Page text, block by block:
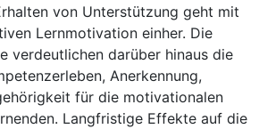
von Unterstützung geht mit
Lernmotivation einher. Die
verdeutlichen darüber hinaus die
Anerkennung,
für die motivationalen
Langfristige Effekte auf die